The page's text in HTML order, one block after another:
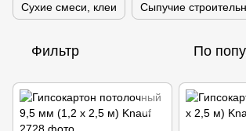
Сухие смеси, клеи Сыпучие
Фильтр По